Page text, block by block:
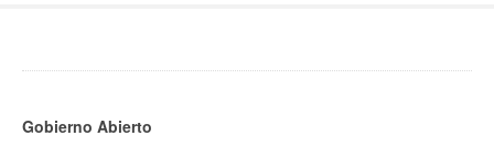
Gobierno Abierto